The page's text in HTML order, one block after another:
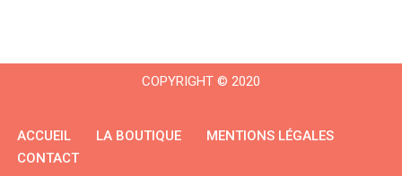
COPYRIGHT © 2020
ACCUEIL LA BOUTIQUE
MENTIONS LÉGALES
CONTACT